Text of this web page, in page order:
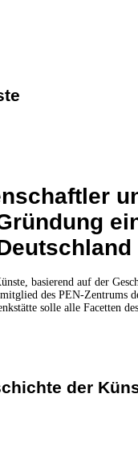
basierend auf der
des PEN-Zentrums
solle alle Facetten
der